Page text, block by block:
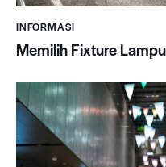
INFORMASI
Memilih Fixture